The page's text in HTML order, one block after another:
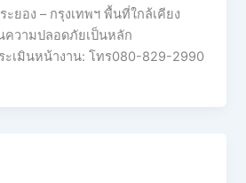
ยอง – กรุงเทพฯ พื้นที่ใกล้เคียง
นความปลอดภัยเป็นหลัก
ะเมินหน้างาน: โทร080-829-2990